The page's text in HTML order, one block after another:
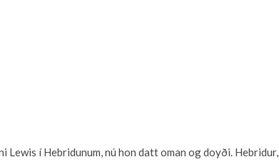
í Hebridunum, nú hon datt oman og doyði. Hebridur,...